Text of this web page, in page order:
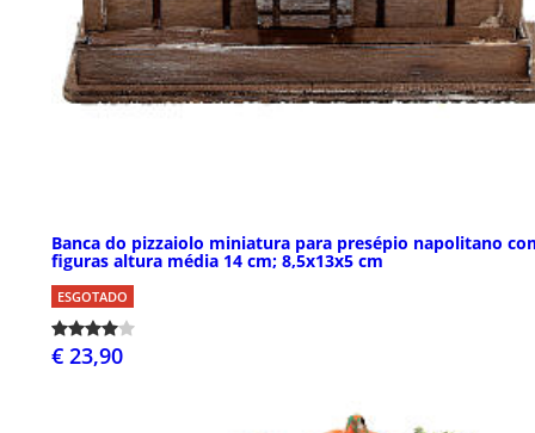
Banca do pizzaiolo miniatura para presépio napolitano
figuras altura média 14 cm; 8,5x13x5 cm
ESGOTADO
€ 23,90